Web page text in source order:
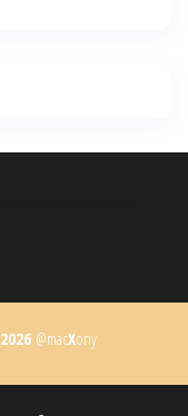
2026 @macXony